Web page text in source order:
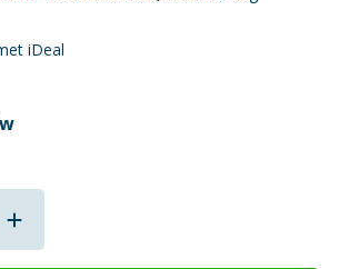
iDeal